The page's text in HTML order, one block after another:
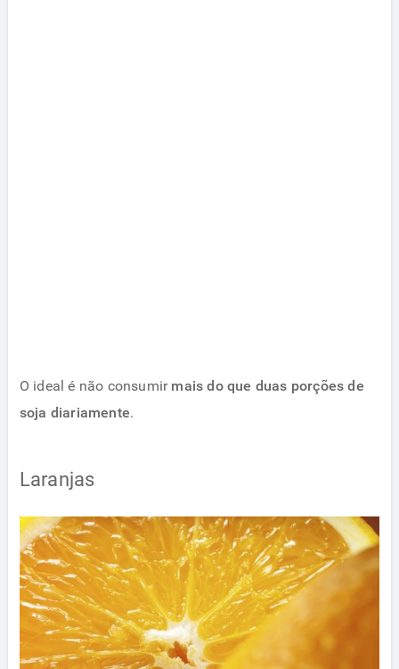
O ideal é não consumir mais do que duas porções de
soja diariamente.
Laranjas